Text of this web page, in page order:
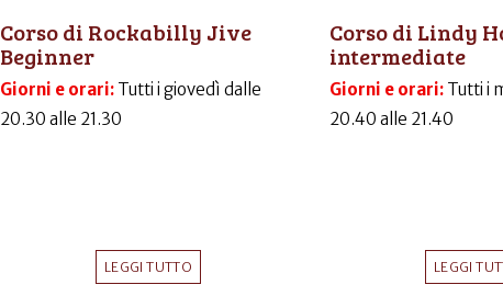
Corso di Rockabilly Jive
Beginner
Giorni e orari: Tutti i giovedì dalle
20.30 alle 21.30
LEGGI TUTTO
Corso di Lindy
intermediate
Giorni e orari: Tutti i
20.40 alle 21.40
LEGGI